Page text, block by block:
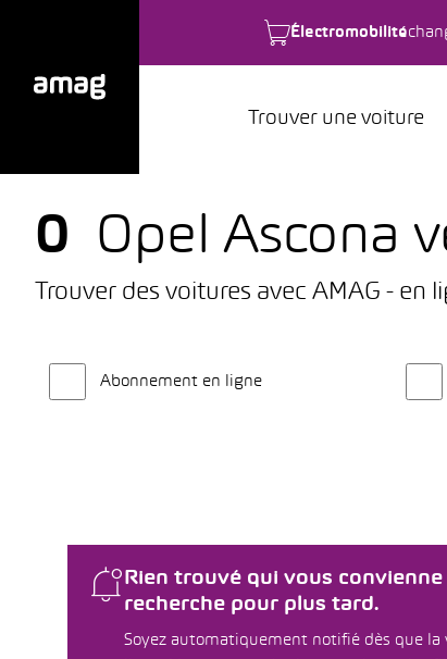
Électromobilité
Trouver une voiture
0 Opel Ascona
Trouver des voitures avec AMAG - en
Abonnement en ligne
Rien trouvé qui vous
recherche pour plus tard.
Soyez automatiquement notifié dès que la